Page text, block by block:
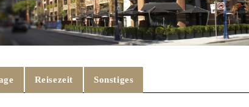
Reisezeit Sonstiges